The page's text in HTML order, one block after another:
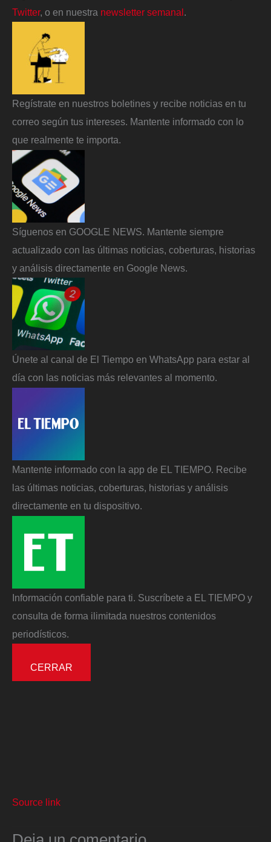
Twitter, o en nuestra newsletter semanal
Regístrate en nuestros boletines y recibe noticias en tu
correo según tus intereses. Mantente informado con lo
que realmente te importa.
Síguenos en GOOGLE NEWS. Mantente siempre
actualizado con las últimas noticias, coberturas, historias
y análisis directamente en Google News.
Únete al canal de El Tiempo en WhatsApp para estar al
día con las noticias más relevantes al momento.
Mantente informado con la app de EL TIEMPO. Recibe
las últimas noticias, coberturas, historias y análisis
directamente en tu dispositivo.
Información confiable para ti. Suscríbete a EL TIEMPO y
consulta de forma ilimitada nuestros contenidos
periodísticos.
CERRAR
Source link